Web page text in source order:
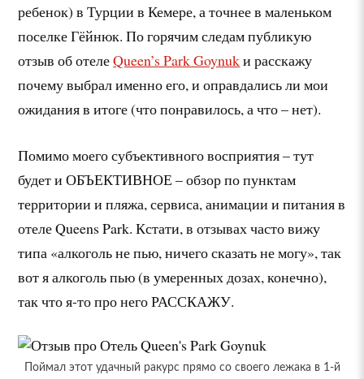
ребенок) в Турции в Кемере, а точнее в маленьком
поселке Гёйнюк. По горячим следам публикую
отзыв об отелеQueen’s Park Goynukи расскажу
почему выбрал именно его, и оправдались ли мои
ожидания в итоге (что понравилось, а что – нет).
Помимо моего субъективного восприятия – тут
будет и ОБЪЕКТИВНОЕ – обзор по пунктам
территории и пляжа, сервиса, анимации и питания в
отеле Queens Park. Кстати, в отзывах часто вижу
типа «алкоголь не пью, ничего сказать не могу», так
вот я алкоголь пью (в умеренных дозах, конечно),
так что я-то про него РАССКАЖУ.
Поймал этот удачный ракурс прямо со своего лежака в 1-й